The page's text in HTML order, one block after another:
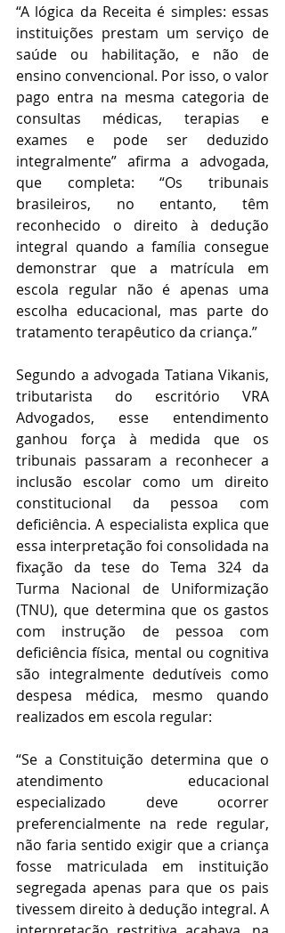
“A lógica da Receita é simples: essas
instituições prestam um serviço de
saúde ou habilitação, e não de
ensino convencional. Por isso, o valor
pago entra na mesma categoria de
consultas médicas, terapias e
exames e pode ser deduzido
integralmente” afirma a advogada,
que completa: “Os tribunais
brasileiros, no entanto, têm
reconhecido o direito à dedução
integral quando a família consegue
demonstrar que a matrícula em
escola regular não é apenas uma
escolha educacional, mas parte do
tratamento terapêutico da criança.”
Segundo a advogada Tatiana Vikanis,
tributarista do escritório VRA
Advogados, esse entendimento
ganhou força à medida que os
tribunais passaram a reconhecer a
inclusão escolar como um direito
constitucional da pessoa com
deficiência. A especialista explica que
essa interpretação foi consolidada na
fixação da tese do Tema 324 da
Turma Nacional de Uniformização
(TNU), que determina que os gastos
com instrução de pessoa com
deficiência física, mental ou cognitiva
são integralmente dedutíveis como
despesa médica, mesmo quando
realizados em escola regular:
“Se a Constituição determina que o
atendimento educacional
especializado deve ocorrer
preferencialmente na rede regular,
não faria sentido exigir que a criança
fosse matriculada em instituição
segregada apenas para que os pais
tivessem direito à dedução integral. A